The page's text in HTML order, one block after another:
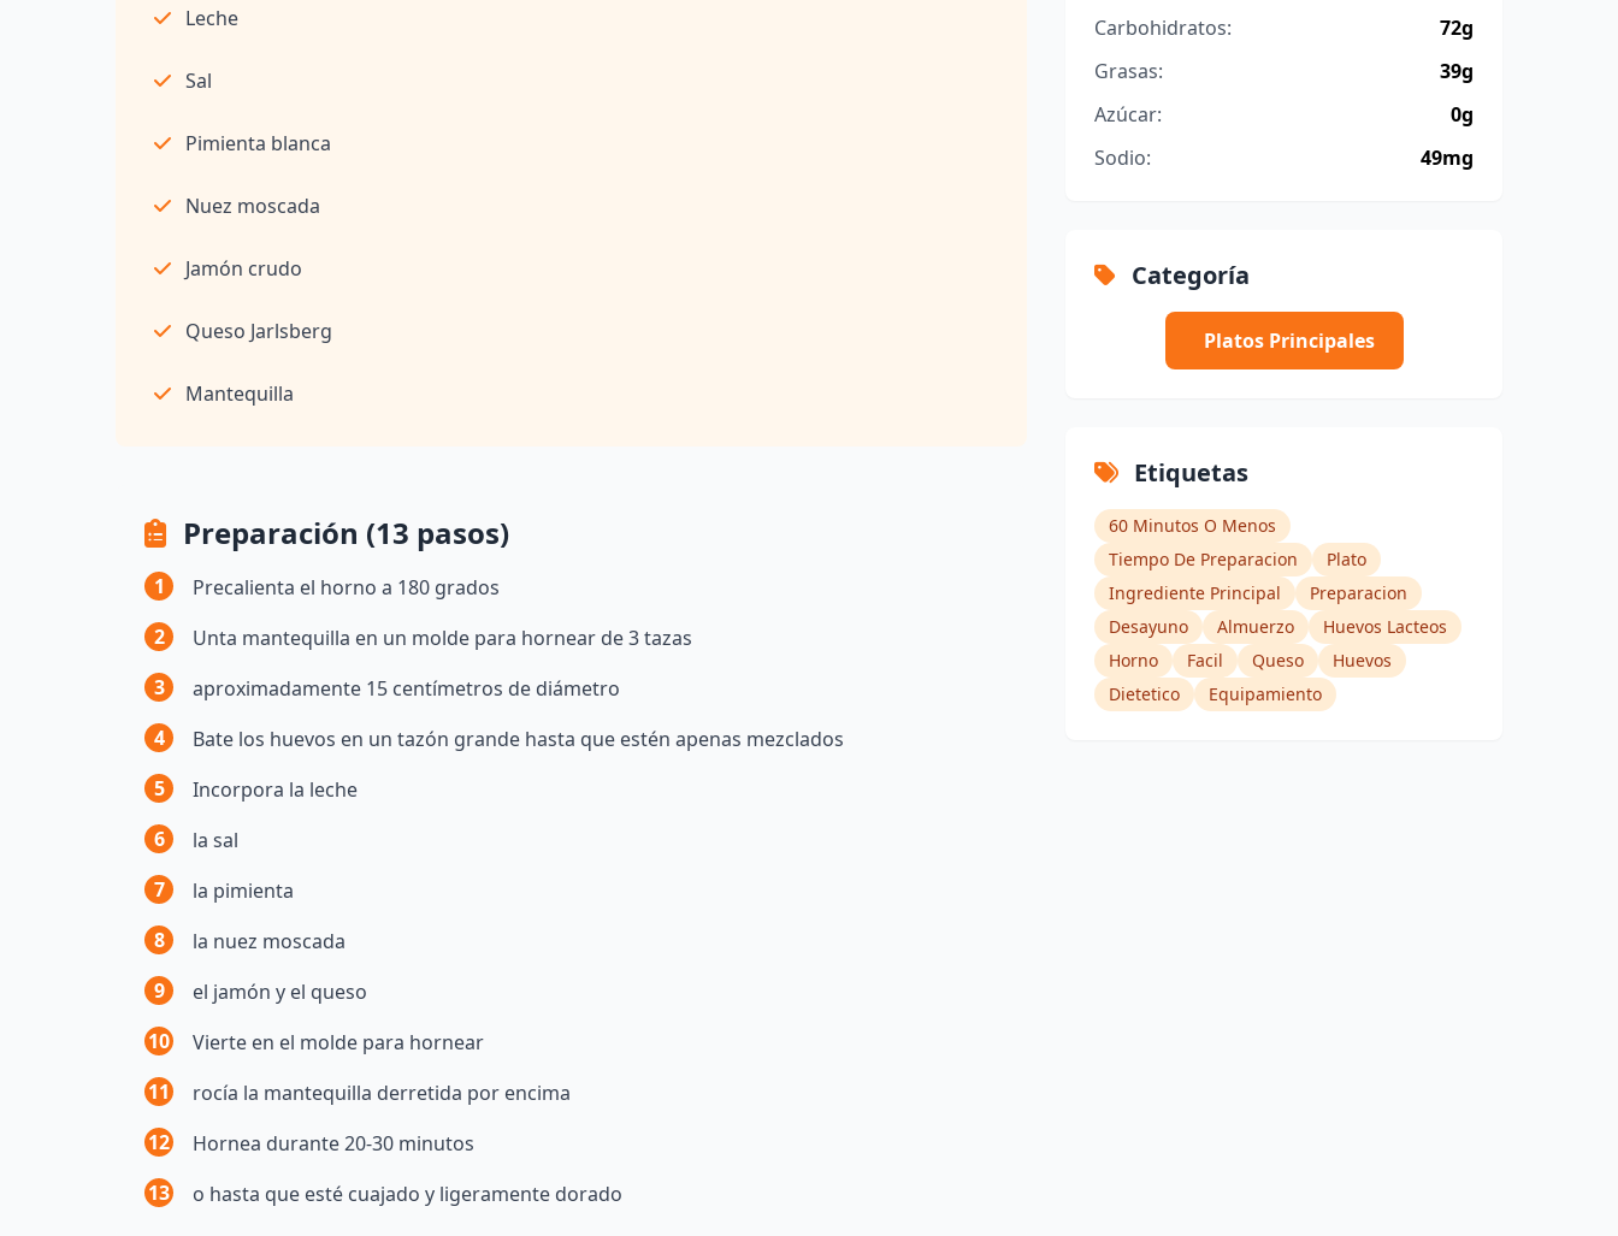
Leche
Sal
Pimienta blanca
Nuez moscada
Jamón crudo
Queso Jarlsberg
Mantequilla
Preparación (13 pasos)
1
Precalienta el horno a 180 grados
2
Unta mantequilla en un molde para hornear de 3 tazas
3
aproximadamente 15 centímetros de diámetro
4
Bate los huevos en un tazón grande hasta que estén apenas mezclados
5
Incorpora la leche
6
la sal
7
la pimienta
8
la nuez moscada
9
el jamón y el queso
10
Vierte en el molde para hornear
11
rocía la mantequilla derretida por encima
12
Hornea durante 20-30 minutos
13
o hasta que esté cuajado y ligeramente dorado
Carbohidratos:
72g
Grasas:
39g
Azúcar:
0g
Sodio:
49mg
Categoría
Platos Principales
Etiquetas
60 Minutos O Menos
Tiempo De Preparacion
Plato
Ingrediente Principal
Preparacion
Desayuno
Almuerzo
Huevos Lacteos
Horno
Facil Queso
Huevos
Dietetico
Equipamiento